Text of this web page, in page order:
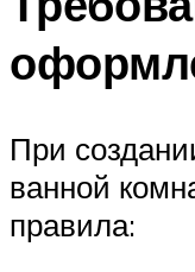
При
ванной
правила: